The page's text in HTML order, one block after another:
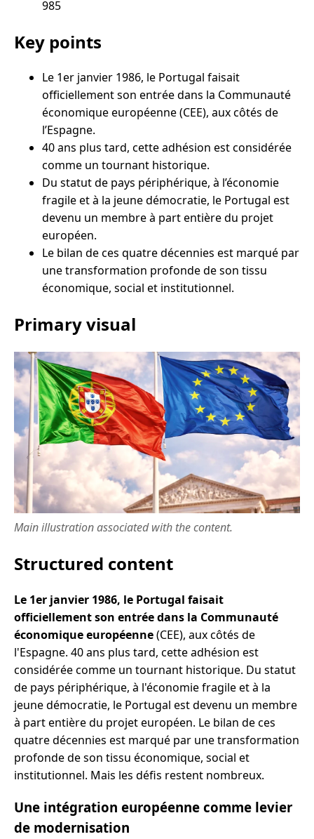
985
Key points
Le 1er janvier 1986, le Portugal faisait
officiellement son entrée dans la Communauté
économique européenne (CEE), aux côtés de
l’Espagne.
40 ans plus tard, cette adhésion est considérée
comme un tournant historique.
Du statut de pays périphérique, à l’économie
fragile et à la jeune démocratie, le Portugal est
devenu un membre à part entière du projet
européen.
Le bilan de ces quatre décennies est marqué par
une transformation profonde de son tissu
économique, social et institutionnel.
Primary visual
Main illustration associated with the content.
Structured content
Le 1er janvier 1986, le Portugal faisait
officiellement son entrée dans la Communauté
économique européenne(CEE), aux côtés de
l'Espagne. 40 ans plus tard, cette adhésion est
considérée comme un tournant historique. Du statut
de pays périphérique, à l'économie fragile et à la
jeune démocratie, le Portugal est devenu un membre
à part entière du projet européen. Le bilan de ces
quatre décennies est marqué par une transformation
profonde de son tissu économique, social et
institutionnel. Mais les défis restent nombreux.
Une intégration européenne comme levier
de modernisation